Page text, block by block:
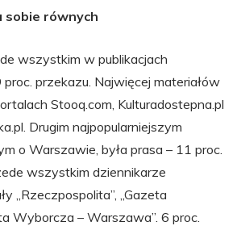
sobie równych
wszystkim w publikacjach
przekazu. Najwięcej materiałów
Stooq.com, Kulturadostepna.pl
Drugim najpopularniejszym
o Warszawie, była prasa – 11 proc.
wszystkim dziennikarze
„Rzeczpospolita”, „Gazeta
Wyborcza – Warszawa”. 6 proc.